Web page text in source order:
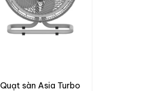
Quạt sàn Asia Turbo